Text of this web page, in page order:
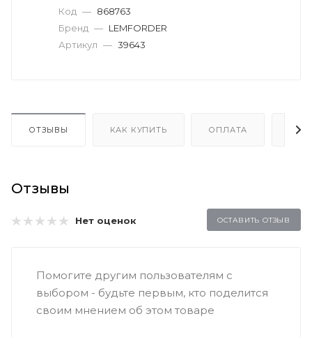
Код — 868763
Бренд — LEMFORDER
Артикул — 39643
ОТЗЫВЫ КАК КУПИТЬ ОПЛАТА
Отзывы
Нет оценок ОСТАВИТЬ ОТЗЫВ
Помогите другим пользователям с
выбором - будьте первым, кто поделится
своим мнением об этом товаре